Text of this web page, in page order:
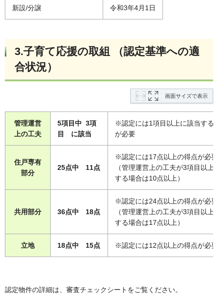
新設/分譲 令和3年4月1日
3.子育て応援の取組 （認定基準への適
合状況）
画面サイズで表示
管理運営
上の工夫
5項目中 3項
目 に該当
※認定には1項目以上に該当する
が必要
住戸専有
部分
25点中 11点
※認定には17点以上の得点が必要
（管理運営上の工夫が3項目以上
する場合は10点以上）
共用部分 36点中 18点
※認定には24点以上の得点が必要
（管理運営上の工夫が3項目以上
する場合は17点以上）
立地 18点中 15点 ※認定には12点以上の得点が必要
認定物件の詳細は、審査チェックシートをご覧ください。